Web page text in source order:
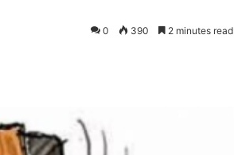
0 390 2 minutes read